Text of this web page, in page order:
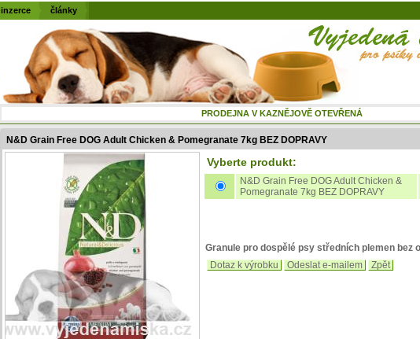
N&D Grain Free DOG Adult Chicken & Pomegranate 7kg BEZ DOPRAVY
Vyberte produkt:
N&D Grain Free DOG Adult Chicken &
Pomegranate 7kg BEZ DOPRAVY
Granule pro dospělé psy středních plemen bez
Dotaz k výrobku
Odeslat e-mailem Zpět
PRODEJNA V KAZNĚJOVĚ OTEVŘENÁ
inzerce články